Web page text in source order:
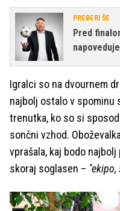
PREBERI ŠE
Pred
Igralci so na dvournem
najbolj ostalo v spominu
trenutka, ko so si
sončni vzhod.
vprašala, kaj bodo
skoraj soglasen – "ekipo,